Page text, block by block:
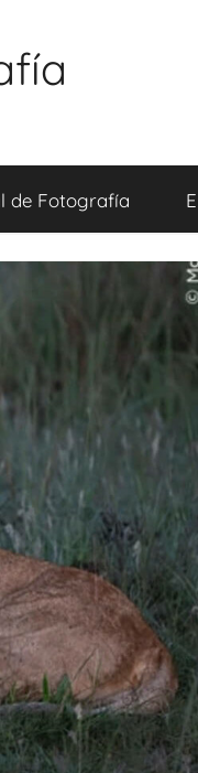
de Fotografía